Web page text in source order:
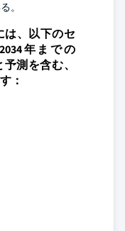
。
は、以下のセ
年までの
測を含む、
：